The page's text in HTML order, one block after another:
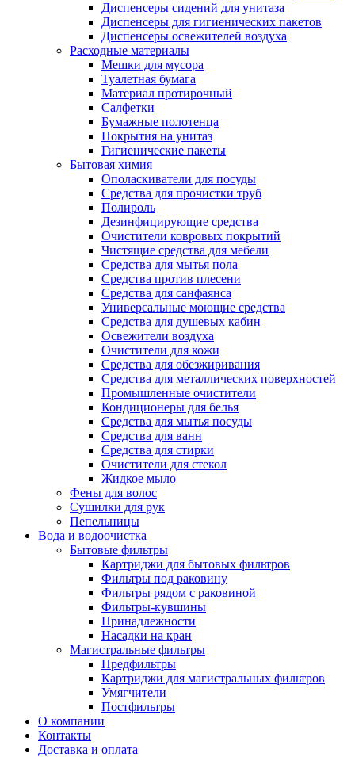
Диспенсеры сидений для унитаза
Диспенсеры для гигиенических пакетов
Диспенсеры освежителей воздуха
Расходные материалы
Мешки для мусора
Туалетная бумага
Материал протирочный
Салфетки
Бумажные полотенца
Покрытия на унитаз
Гигиенические пакеты
Бытовая химия
Ополаскиватели для посуды
Средства для прочистки труб
Полироль
Дезинфицирующие средства
Очистители ковровых покрытий
Чистящие средства для мебели
Средства для мытья пола
Средства против плесени
Средства для санфаянса
Универсальные моющие средства
Средства для душевых кабин
Освежители воздуха
Очистители для кожи
Средства для обезжиривания
Средства для металлических поверхностей
Промышленные очистители
Кондиционеры для белья
Средства для мытья посуды
Средства для ванн
Средства для стирки
Очистители для стекол
Жидкое мыло
Фены для волос
Сушилки для рук
Пепельницы
Вода и водоочистка
Бытовые фильтры
Картриджи для бытовых фильтров
Фильтры под раковину
Фильтры рядом с раковиной
Фильтры-кувшины
Принадлежности
Насадки на кран
Магистральные фильтры
Предфильтры
Картриджи для магистральных фильтров
Умягчители
Постфильтры
О компании
Контакты
Доставка и оплата